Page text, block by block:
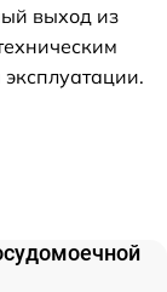
выход из